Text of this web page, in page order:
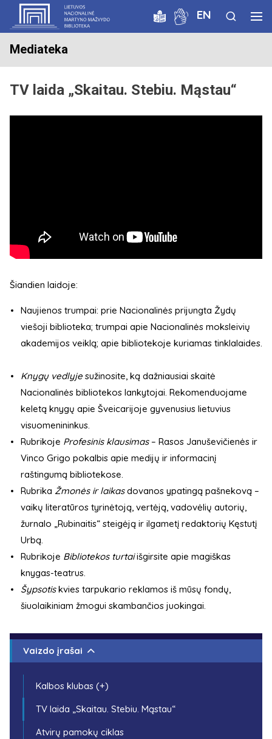
EN
Mediateka
TV laida „Skaitau. Stebiu. Mąstau“
Šiandien laidoje:
Naujienos trumpai: prie Nacionalinės prijungta Žydų
viešoji biblioteka; trumpai apie Nacionalinės moksleivių
akademijos veiklą; apie bibliotekoje kuriamas tinklalaides.
Knygų vedlyje sužinosite, ką dažniausiai skaitė
Nacionalinės bibliotekos lankytojai. Rekomenduojame
keletą knygų apie Šveicarijoje gyvenusius lietuvius
visuomenininkus.
Rubrikoje Profesinis klausimas– Rasos Januševičienės ir
Vinco Grigo pokalbis apie medijų ir informacinį
raštingumą bibliotekose.
Rubrika Žmonės ir laikasdovanos ypatingą pašnekovą –
vaikų literatūros tyrinėtoją, vertėją, vadovėlių autorių,
žurnalo „Rubinaitis“ steigėją ir ilgametį redaktorių Kęstutį
Urbą.
Rubrikoje Bibliotekos turtaiišgirsite apie magiškas
knygas-teatrus.
Šypsotiskvies tarpukario reklamos iš mūsų fondų,
šiuolaikiniam žmogui skambančios juokingai.
Vaizdo įrašai
Kalbos klubas (+)
TV laida „Skaitau. Stebiu. Mąstau“
Atvirų pamokų ciklas